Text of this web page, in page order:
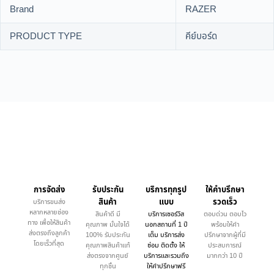
Brand
RAZER
PRODUCT TYPE
คีย์บอร์ด
การจัดส่ง
บริการขนส่ง
หลากหลายช่อง
ทาง เพื่อให้สินค้า
ส่งตรงถึงลูกค้า
โดยเร็วที่สุด
รับประกัน
สินค้า
สินค้าดี มี
คุณภาพ มั่นใจได้
100% รับประกัน
คุณภาพสินค้าแท้
ส่งตรงจากศูนย์
ทุกชิ้น
บริการทุกรูป
แบบ
บริการเซอร์วิส
นอกสถานที่ 1 ปี
เต็ม บริการส่ง
ซ่อม ติดตั้ง ให้
บริการและรวมถึง
ให้คำปรึกษาฟรี
ให้คำบรึกษา
รวดเร็ว
ตอบด่วน ตอบไว
พร้อมให้คำ
ปรึกษาจากผู้ที่มี
ประสบการณ์
มากกว่า 10 ปี